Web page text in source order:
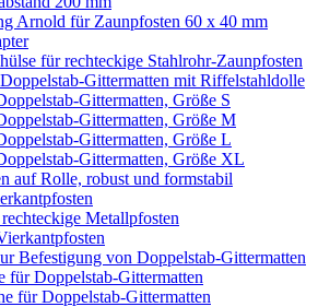
Arnold für Zaunpfosten 60 x 40 mm
für rechteckige Stahlrohr-Zaunpfosten
Gittermatten mit Riffelstahldolle
Gittermatten, Größe S
Gittermatten, Größe M
Gittermatten, Größe L
Gittermatten, Größe XL
auf Rolle, robust und formstabil
Metallpfosten
Befestigung von Doppelstab-Gittermatten
für Doppelstab-Gittermatten
für Doppelstab-Gittermatten